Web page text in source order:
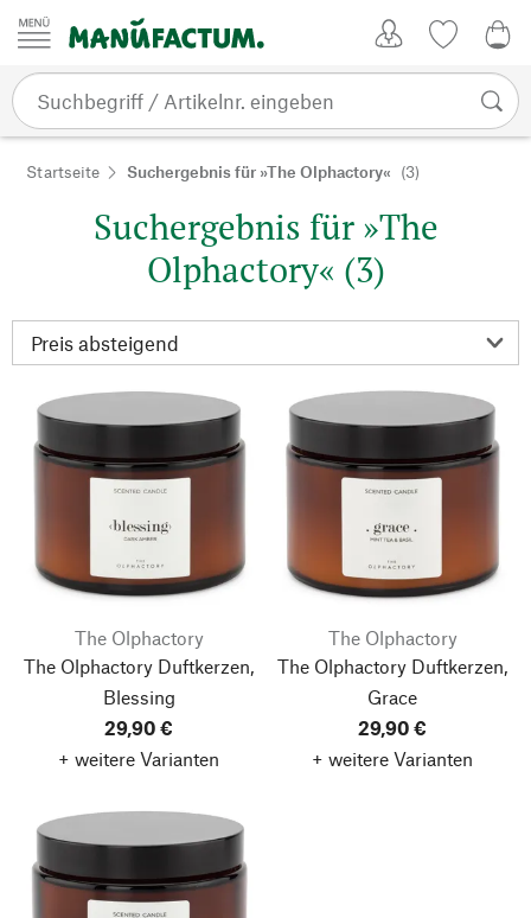
Zum Inhalt springen
Startseite Suchergebnis für »The Olphactory« (3)
Suchergebnis für »The
Olphactory« (3)
The Olphactory
The Olphactory Duftkerzen,
Blessing
29,90 €
+ weitere Varianten
The Olphactory
The Olphactory Duftkerzen,
Grace
29,90 €
+ weitere Varianten